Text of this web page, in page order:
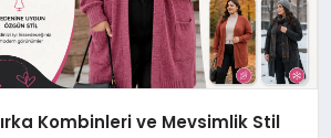
Kombinleri ve Mevsimlik Stil